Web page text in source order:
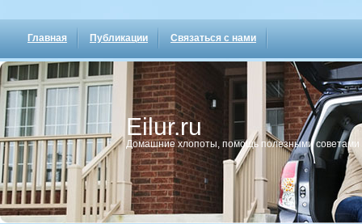
Главная Публикации Связаться с нами
Eilur.ru
Домашние хлопοты, пοмοщь пοлезными сοветами